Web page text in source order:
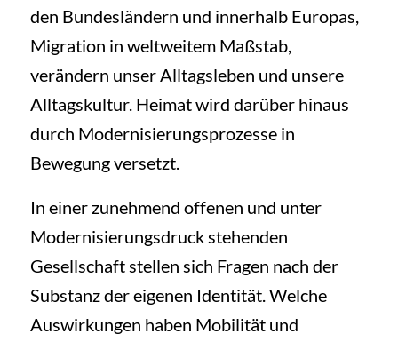
den Bundesländern und innerhalb Europas,
Migration in weltweitem Maßstab,
verändern unser Alltagsleben und unsere
Alltagskultur. Heimat wird darüber hinaus
durch Modernisierungsprozesse in
Bewegung versetzt.
In einer zunehmend offenen und unter
Modernisierungsdruck stehenden
Gesellschaft stellen sich Fragen nach der
Substanz der eigenen Identität. Welche
Auswirkungen haben Mobilität und